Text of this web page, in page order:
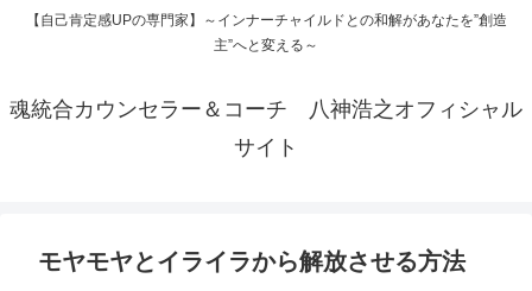
【自己肯定感UPの専門家】～インナーチャイルドとの和解があなたを”創造
主”へと変える～
魂統合カウンセラー＆コーチ 八神浩之オフィシャル
サイト
モヤモヤとイライラから解放させる方法